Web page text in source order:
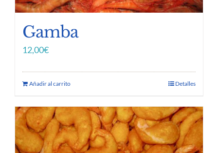
Gamba
12,00€
Añadir al carrito Detalles